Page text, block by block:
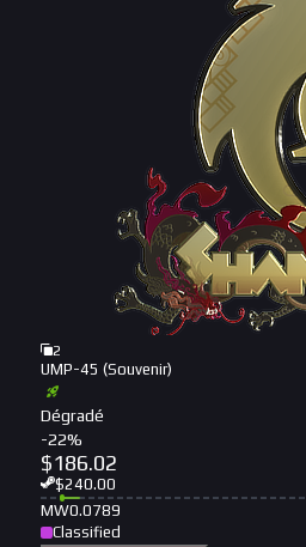
2
UMP-45 (Souvenir)
Dégradé
-22%
$186.02
$240.00
MW0.0789
Classified